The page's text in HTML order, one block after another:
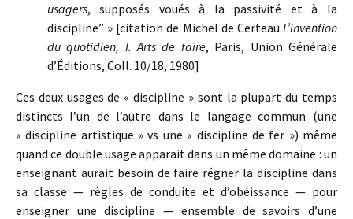
usagers, supposés voués à la passivité et à la
discipline” » [citation de Michel de Certeau L’invention
du quotidien, I. Arts de faire, Paris, Union Générale
d’Éditions, Coll. 10/18, 1980]
Ces deux usages de « discipline » sont la plupart du temps
distincts l’un de l’autre dans le langage commun (une
« discipline artistique » vs une « discipline de fer ») même
quand ce double usage apparait dans un même domaine : un
enseignant aurait besoin de faire régner la discipline dans
sa classe — règles de conduite et d’obéissance — pour
enseigner une discipline — ensemble de savoirs d’une